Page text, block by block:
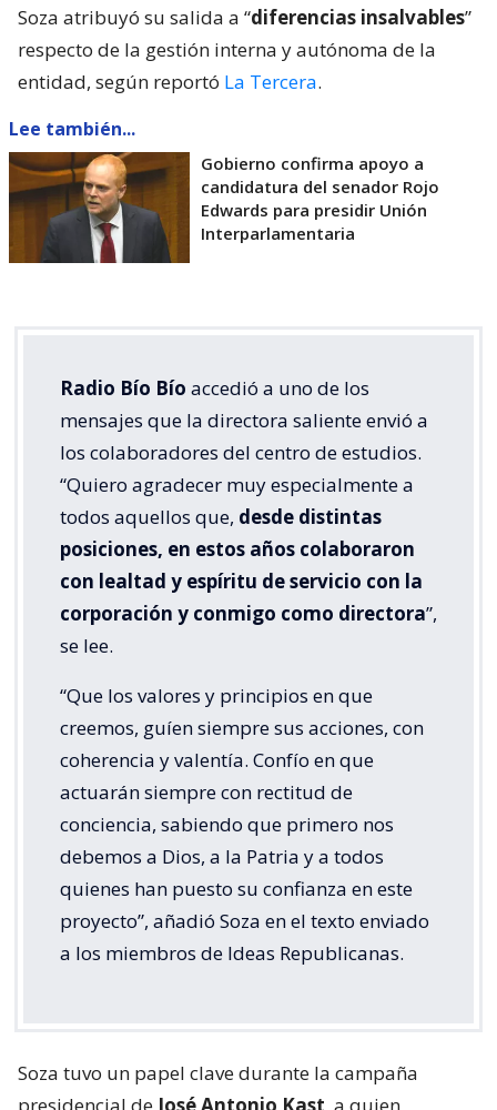
Soza atribuyó su salida a “diferencias insalvables”
respecto de la gestión interna y autónoma de la
entidad, según reportó La Tercera.
Lee también...
Gobierno confirma apoyo a
candidatura del senador Rojo
Edwards para presidir Unión
Interparlamentaria
Radio Bío Bío accedió a uno de los
mensajes que la directora saliente envió a
los colaboradores del centro de estudios.
“Quiero agradecer muy especialmente a
todos aquellos que, desde distintas
posiciones, en estos años colaboraron
con lealtad y espíritu de servicio con la
corporación y conmigo como directora”,
se lee.
“Que los valores y principios en que
creemos, guíen siempre sus acciones, con
coherencia y valentía. Confío en que
actuarán siempre con rectitud de
conciencia, sabiendo que primero nos
debemos a Dios, a la Patria y a todos
quienes han puesto su confianza en este
proyecto”, añadió Soza en el texto enviado
a los miembros de Ideas Republicanas.
Soza tuvo un papel clave durante la campaña